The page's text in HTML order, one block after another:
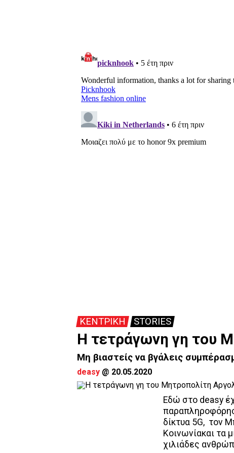
ΚΕΝΤΡΙΚΗ STORIES
Η τετράγωνη γη του
Μη βιαστείς να βγάλεις
deasy @ 20.05.2020
Εδώ στο deasy
δίκτυα 5G, τον
Κοινωνίακαι τα
χιλιάδες